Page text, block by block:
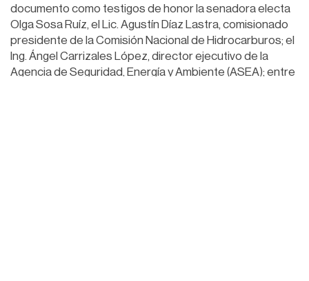
documento como testigos de honor la senadora electa
Olga Sosa Ruíz, el Lic. Agustín Díaz Lastra, comisionado
presidente de la Comisión Nacional de Hidrocarburos; el
Ing. Ángel Carrizales López, director ejecutivo de la
Agencia de Seguridad, Energía y Ambiente (ASEA); entre